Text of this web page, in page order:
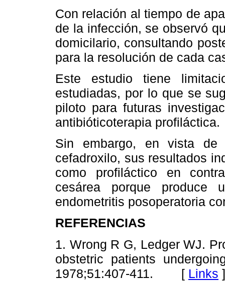
Con relación al tiempo de
de la infección, se observó
domicilario, consultando
para la resolución de cada
Este estudio tiene
estudiadas, por lo que se
piloto para futuras
antibióticoterapia profiláctica.
Sin embargo, en vista de
cefadroxilo, sus resultados
como profiláctico en
cesárea porque
endometritis posoperatoria
REFERENCIAS
1. Wrong R G, Ledger WJ.
obstetric patients
1978;51:407-411. [ Links ]